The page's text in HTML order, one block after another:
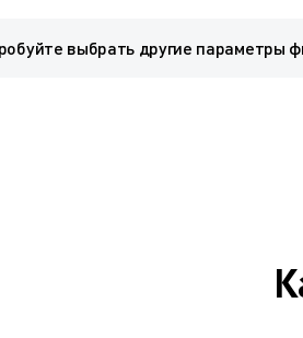
выбрать другие параметры